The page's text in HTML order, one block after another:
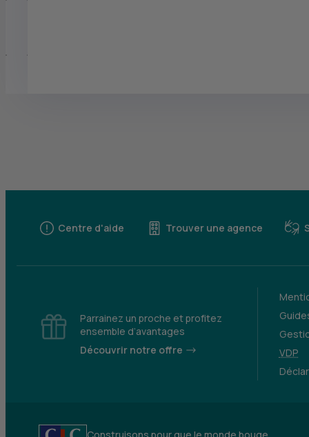
Centre d'aide Trouver une agence
Parrainez un proche et profitez
ensemble d’avantages
Découvrir notre offre
VDP